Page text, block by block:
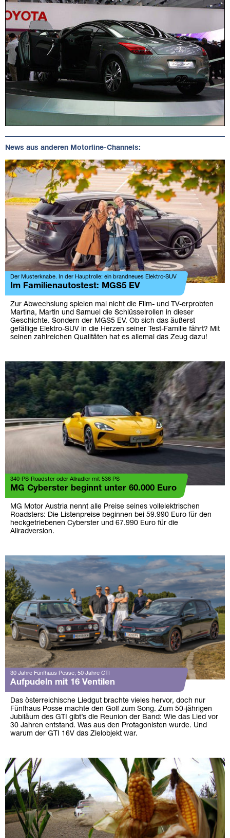
News aus anderen Motorline-Channels:
Der Musterknabe. In der Hauptrolle: ein brandneues Elektro-SUV
Im Familienautostest: MGS5 EV
Zur Abwechslung spielen mal nicht die Film- und TV-erprobten
Martina, Martin und Samuel die Schlüsselrollen in dieser
Geschichte. Sondern der MGS5 EV. Ob sich das äußerst
gefällige Elektro-SUV in die Herzen seiner Test-Familie fährt? Mit
seinen zahlreichen Qualitäten hat es allemal das Zeug dazu!
340-PS-Roadster oder Allradler mit 536 PS
MG Cyberster beginnt unter 60.000 Euro
MG Motor Austria nennt alle Preise seines vollelektrischen
Roadsters: Die Listenpreise beginnen bei 59.990 Euro für den
heckgetriebenen Cyberster und 67.990 Euro für die
Allradversion.
30 Jahre Fünfhaus Posse, 50 Jahre GTI
Aufpudeln mit 16 Ventilen
Das österreichische Liedgut brachte vieles hervor, doch nur
Fünfhaus Posse machte den Golf zum Song. Zum 50-jährigen
Jubiläum des GTI gibt’s die Reunion der Band: Wie das Lied vor
30 Jahren entstand. Was aus den Protagonisten wurde. Und
warum der GTI 16V das Zielobjekt war.